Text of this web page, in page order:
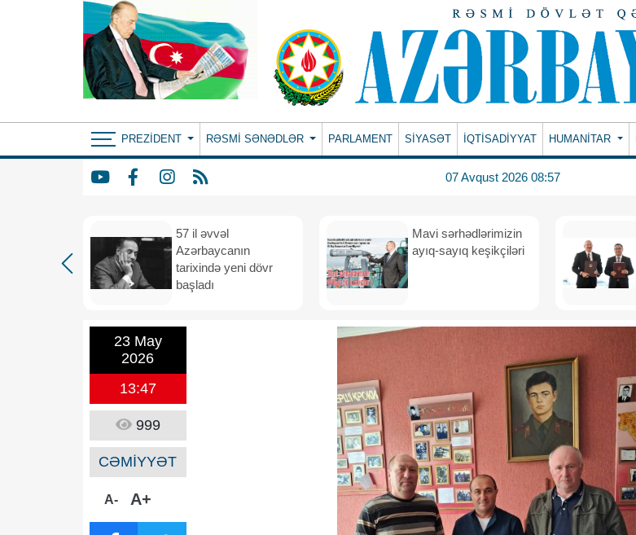
PREZIDENT RƏSMI SƏNƏDLƏR PARLAMENT SİYASƏT İQTİSADİYYAT HUMANITAR
07 Avqust 2026 08:57
57 il əvvəl
Azərbaycanın
tarixində yeni dövr
başladı
Mavi sərhədlərimizin
ayıq-sayıq keşikçiləri
23 May
2026
13:47
999
CƏMİYYƏT
A- A+